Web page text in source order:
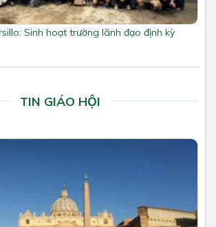
Sinh hoạt trường lãnh đạo định kỳ
TIN GIÁO HỘI